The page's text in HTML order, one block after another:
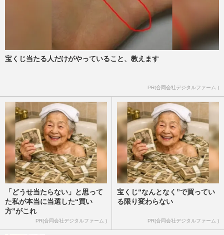
宝くじ当たる人だけがやっていること、教えます
PR(合同会社デジタルファーム )
「どうせ当たらない」と思って
た私が本当に当選した“買い
方”がこれ
PR(合同会社デジタルファーム )
宝くじ“なんとなく”で買ってい
る限り変わらない
PR(合同会社デジタルファーム )